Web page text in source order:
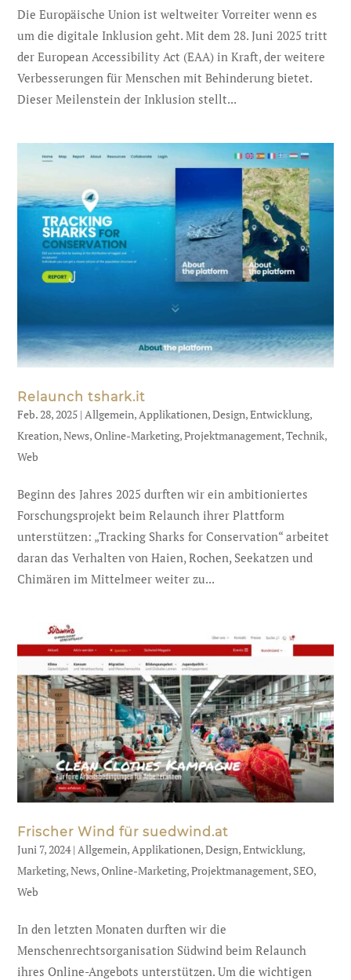
Die Europäische Union ist weltweiter Vorreiter wenn es
um die digitale Inklusion geht. Mit dem 28. Juni 2025 tritt
der European Accessibility Act (EAA) in Kraft, der weitere
Verbesserungen für Menschen mit Behinderung bietet.
Dieser Meilenstein der Inklusion stellt...
Relaunch tshark.it
Feb. 28, 2025 |Allgemein,Applikationen,Design,Entwicklung,
Kreation,News,Online-Marketing,Projektmanagement,Technik,
Web
Beginn des Jahres 2025 durften wir ein ambitioniertes
Forschungsprojekt beim Relaunch ihrer Plattform
unterstützen: „Tracking Sharks for Conservation“ arbeitet
daran das Verhalten von Haien, Rochen, Seekatzen und
Chimären im Mittelmeer weiter zu...
Frischer Wind für suedwind.at
Juni 7, 2024|Allgemein,Applikationen,Design,Entwicklung,
Marketing,News,Online-Marketing,Projektmanagement, SEO,
Web
In den letzten Monaten durften wir die
Menschenrechtsorganisation Südwind beim Relaunch
ihres Online-Angebots unterstützen. Um die wichtigen